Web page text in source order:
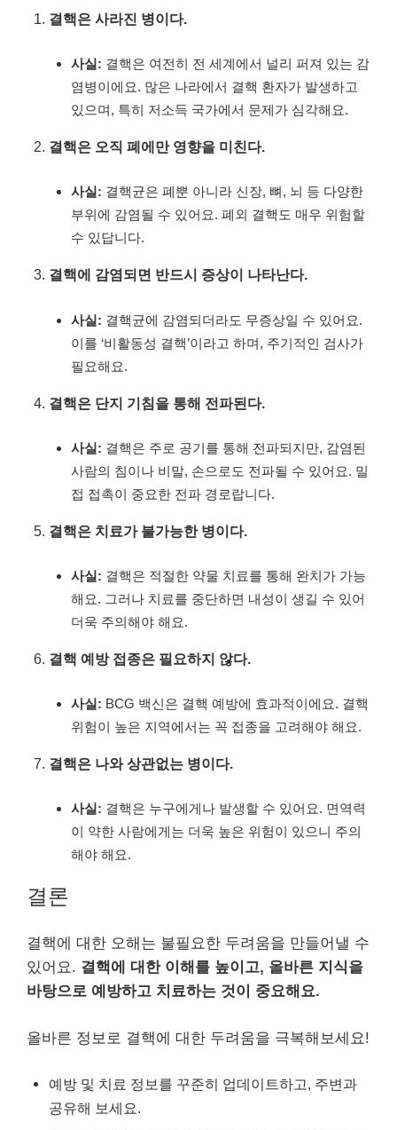
결핵은 사라진 병이다.
사실: 결핵은 여전히 전 세계에서 널리 퍼져 있는 감
염병이에요. 많은 나라에서 결핵 환자가 발생하고
있으며, 특히 저소득 국가에서 문제가 심각해요.
결핵은 오직 폐에만 영향을 미친다.
사실: 결핵균은 폐뿐 아니라 신장, 뼈, 뇌 등 다양한
부위에 감염될 수 있어요. 폐외 결핵도 매우 위험할
수 있답니다.
결핵에 감염되면 반드시 증상이 나타난다.
사실: 결핵균에 감염되더라도 무증상일 수 있어요.
이를 ‘비활동성 결핵’이라고 하며, 주기적인 검사가
필요해요.
결핵은 단지 기침을 통해 전파된다.
사실: 결핵은 주로 공기를 통해 전파되지만, 감염된
사람의 침이나 비말, 손으로도 전파될 수 있어요. 밀
접 접촉이 중요한 전파 경로랍니다.
결핵은 치료가 불가능한 병이다.
사실: 결핵은 적절한 약물 치료를 통해 완치가 가능
해요. 그러나 치료를 중단하면 내성이 생길 수 있어
더욱 주의해야 해요.
결핵 예방 접종은 필요하지 않다.
사실: BCG 백신은 결핵 예방에 효과적이에요. 결핵
위험이 높은 지역에서는 꼭 접종을 고려해야 해요.
결핵은 나와 상관없는 병이다.
사실: 결핵은 누구에게나 발생할 수 있어요. 면역력
이 약한 사람에게는 더욱 높은 위험이 있으니 주의
해야 해요.
결론
결핵에 대한 오해는 불필요한 두려움을 만들어낼 수
있어요. 결핵에 대한 이해를 높이고, 올바른 지식을
바탕으로 예방하고 치료하는 것이 중요해요.
올바른 정보로 결핵에 대한 두려움을 극복해보세요!
예방 및 치료 정보를 꾸준히 업데이트하고, 주변과
공유해 보세요.